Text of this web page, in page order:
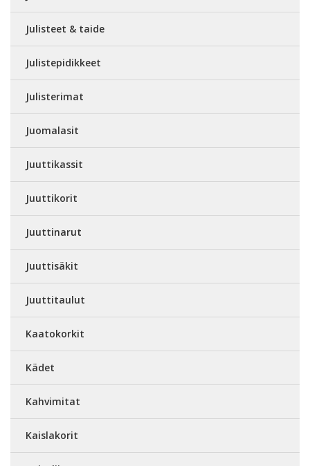
Julisteet & taide
Julistepidikkeet
Julisterimat
Juomalasit
Juuttikassit
Juuttikorit
Juuttinarut
Juuttisäkit
Juuttitaulut
Kaatokorkit
Kädet
Kahvimitat
Kaislakorit